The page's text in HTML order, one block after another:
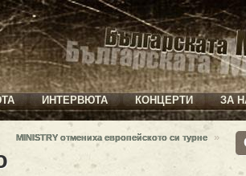
ИНТЕРВЮТА КОНЦЕРТИ ЗА
MINISTRY отмениха европейското си турне »